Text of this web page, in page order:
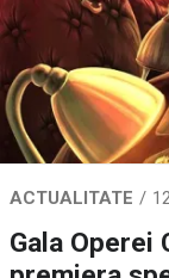
ACTUALITATE
Gala Operei